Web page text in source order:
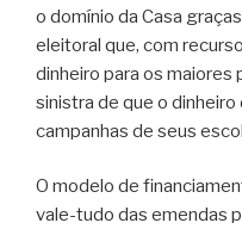
o domínio da Casa
eleitoral que, com
dinheiro para os
sinistra de que o
campanhas de seus
O modelo de
vale-tudo das emendas